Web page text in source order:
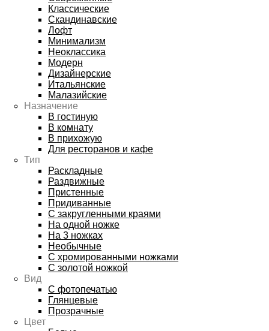
Классические
Скандинавские
Лофт
Минимализм
Неоклассика
Модерн
Дизайнерские
Итальянские
Малазийские
Назначение
В гостиную
В комнату
В прихожую
Для ресторанов и кафе
Тип
Раскладные
Раздвижные
Пристенные
Придиванные
С закругленными краями
На одной ножке
На 3 ножках
Необычные
С хромированными ножками
С золотой ножкой
Вид
С фотопечатью
Глянцевые
Прозрачные
Цвет